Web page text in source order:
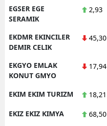
EGSER EGE
SERAMIK
2,93
EKDMR EKINCILER
DEMIR CELIK
45,30
EKGYO EMLAK
KONUT GMYO
17,94
EKIM EKIM TURIZM 18,21
EKIZ EKIZ KIMYA 68,50